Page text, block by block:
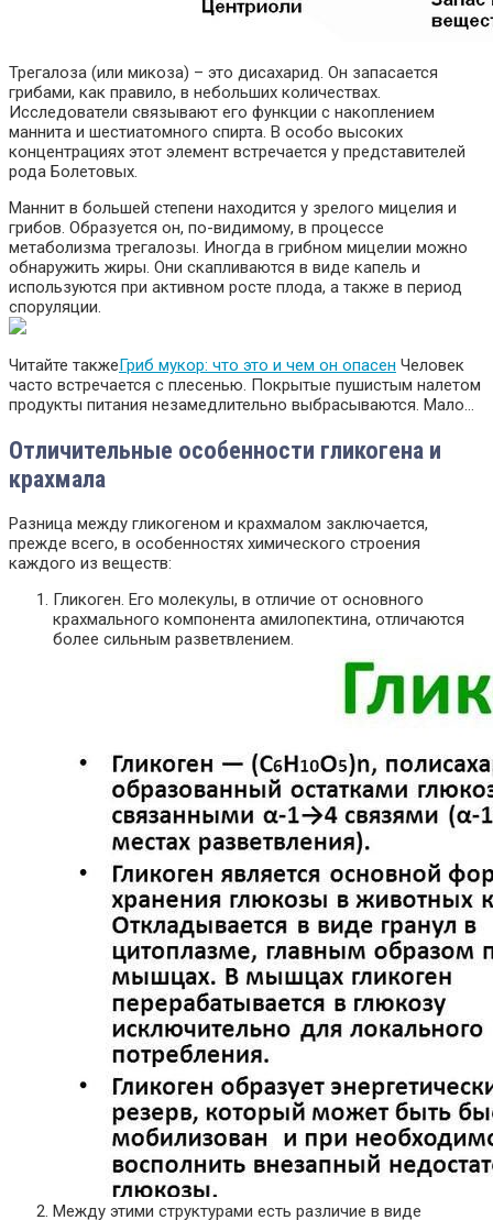
Трегалоза (или микоза) – это дисахарид. Он запасается
грибами, как правило, в небольших количествах.
Исследователи связывают его функции с накоплением
маннита и шестиатомного спирта. В особо высоких
концентрациях этот элемент встречается у представителей
рода Болетовых.
Маннит в большей степени находится у зрелого мицелия и
грибов. Образуется он, по-видимому, в процессе
метаболизма трегалозы. Иногда в грибном мицелии можно
обнаружить жиры. Они скапливаются в виде капель и
используются при активном росте плода, а также в период
споруляции.
Читайте такжеГриб мукор: что это и чем он опасен Человек
часто встречается с плесенью. Покрытые пушистым налетом
продукты питания незамедлительно выбрасываются. Мало…
Отличительные особенности гликогена и
крахмала
Разница между гликогеном и крахмалом заключается,
прежде всего, в особенностях химического строения
каждого из веществ:
Гликоген. Его молекулы, в отличие от основного
крахмального компонента амилопектина, отличаются
более сильным разветвлением.
Между этими структурами есть различие в виде